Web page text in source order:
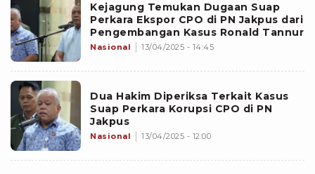
Kejagung Temukan Dugaan Suap
Perkara Ekspor CPO di PN Jakpus dari
Pengembangan Kasus Ronald Tannur
Nasional 13/04/2025 - 14:45
Dua Hakim Diperiksa Terkait Kasus
Suap Perkara Korupsi CPO di PN
Jakpus
Nasional 13/04/2025 - 12:00